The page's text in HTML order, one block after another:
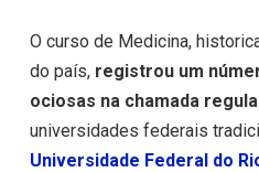
O curso de Medicina,
do país, registrou um
ociosas na chamada
universidades federais
Universidade Federal do